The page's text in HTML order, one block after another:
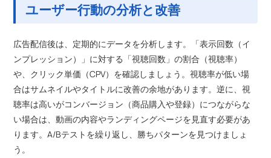
ユーザー行動の分析と改善
広告配信後は、定期的にデータを分析します。「表示回数（イ
ンプレッション）」に対する「視聴回数」の割合（視聴率）
や、クリック単価（CPV）を確認しましょう。視聴率が低い場
合はサムネイルやタイトルに改善の余地があります。逆に、視
聴率は高いがコンバージョン（商品購入や登録）につながらな
い場合は、動画の内容やランディングページを見直す必要があ
ります。A/Bテストを繰り返し、勝ちパターンを見つけましょ
う。